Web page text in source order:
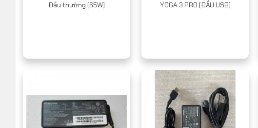
Đầu thường (65W)
YOGA 3 PRO (ĐẦU USB)